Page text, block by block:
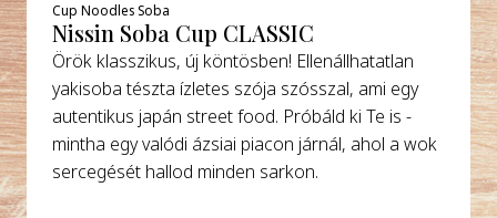
Cup Noodles Soba
Nissin Soba Cup CLASSIC
Örök klasszikus, új köntösben! Ellenállhatatlan
yakisoba tészta ízletes szója szósszal, ami egy
autentikus japán street food. Próbáld ki Te is -
mintha egy valódi ázsiai piacon járnál, ahol a wok
sercegését hallod minden sarkon.